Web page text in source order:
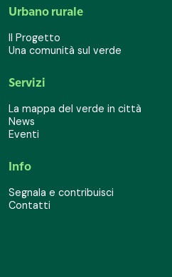
Urbano rurale
Il Progetto
Una comunità sul verde
Servizi
La mappa del verde in città
News
Eventi
Info
Segnala e contribuisci
Contatti